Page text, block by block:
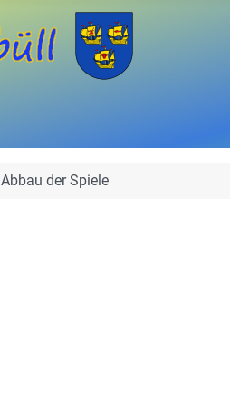
Abbau der Spiele